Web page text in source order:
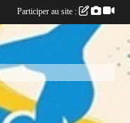
Participer au site :